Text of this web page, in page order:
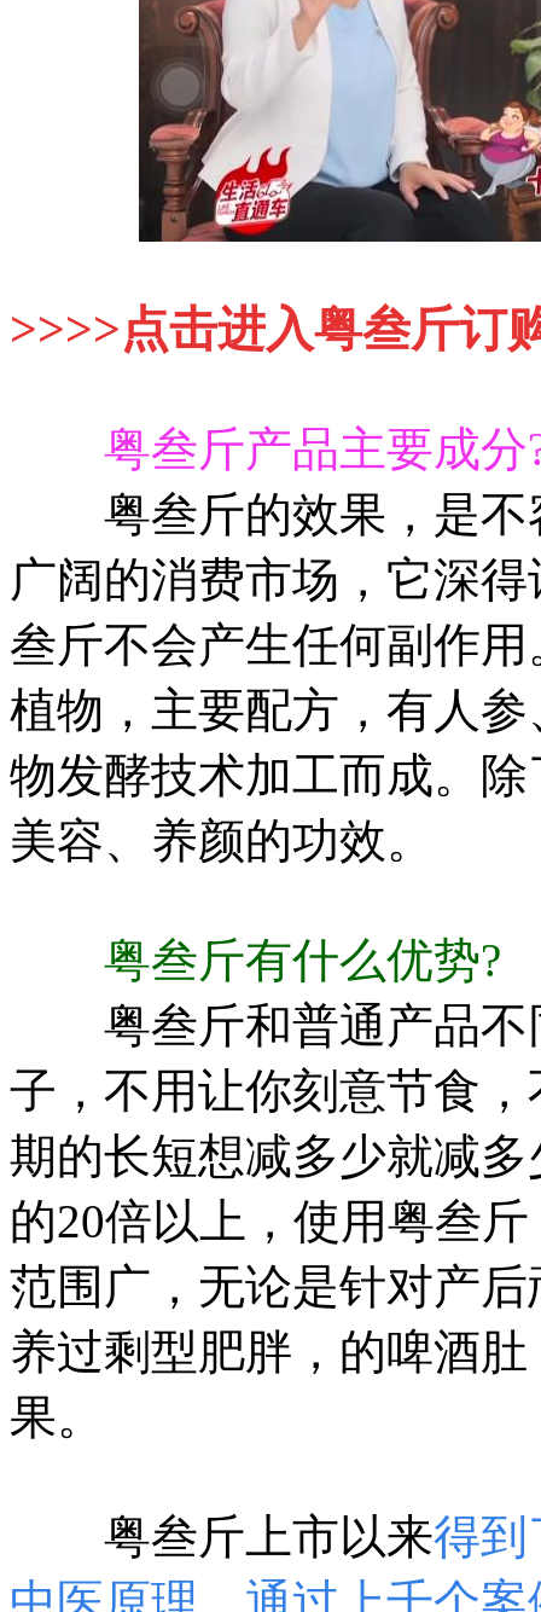
>>>>点击进入粤叁斤订
粤叁斤产品主要成
粤叁斤的效果，是不
广阔的消费市场，它深
叁斤不会产生任何副作
植物，主要配方，有人
物发酵技术加工而成。
美容、养颜的功效。
粤叁斤有什么优势?
粤叁斤和普通产品不
子，不用让你刻意节食
期的长短想减多少就减
的20倍以上，使用粤叁
范围广，无论是针对产
养过剩型肥胖，的啤酒
果。
粤叁斤上市以来得到